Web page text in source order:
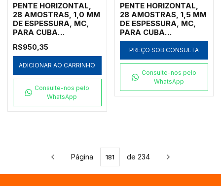
PENTE HORIZONTAL,
28 AMOSTRAS, 1,0 MM
DE ESPESSURA, MC,
PARA CUBA
CLEAVER SCIENTIFIC
MODELOS
MSSCREEN16,
MSSCREEN24,
MSSCREEN32,
MSSCREENTRIO,
MSSCREEN16-NC,
MSSCREEN24-NC,
R$950,35
ADICIONAR AO CARRINHO
Consulte-nos pelo
WhatsApp
PENTE HORIZONTAL,
28 AMOSTRAS, 1,5 MM
DE ESPESSURA, MC,
PARA CUBA
HORIZONTAL MARCA
CLEAVER SCIENTIFIC
MODELOS MSCHOICE7,
MSCHOICE15,
MSCHOICETRIO,
MSCHOICETRIO15,
PREÇO SOB CONSULTA
Consulte-nos pelo
WhatsApp
Página de 234